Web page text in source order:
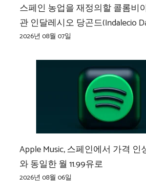
스페인 농업을 재정의할 콜롬비
관 인달레시오 당곤드(Indalecio
2026년 08월 07일
Apple Music, 스페인에서 가격 인
와 동일한 월 11.99유로
2026년 08월 06일